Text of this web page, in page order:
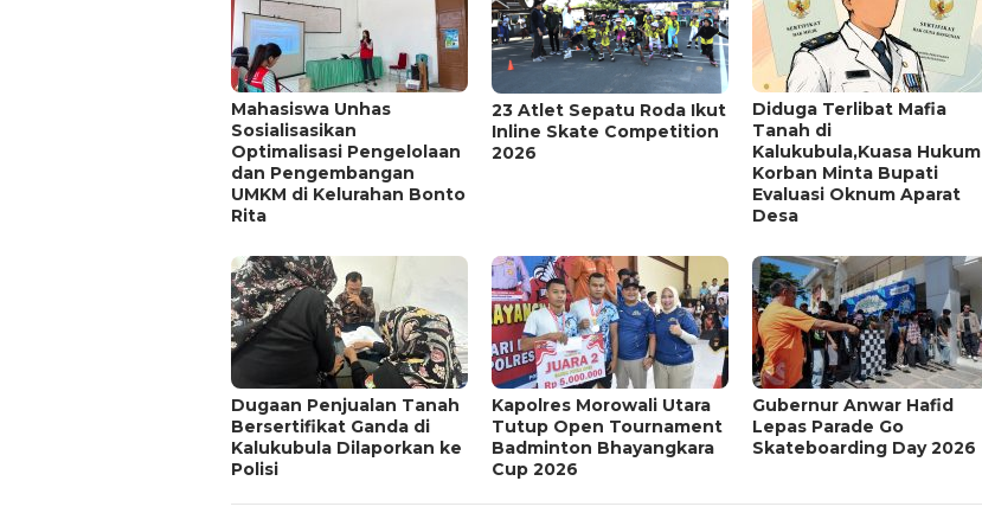
Mahasiswa Unhas
Sosialisasikan
Optimalisasi Pengelolaan
dan Pengembangan
UMKM di Kelurahan Bonto
Rita
23 Atlet Sepatu Roda Ikut
Inline Skate Competition
2026
Diduga Terlibat Mafia
Tanah di
Kalukubula,Kuasa Hukum
Korban Minta Bupati
Evaluasi Oknum Aparat
Desa
Dugaan Penjualan Tanah
Bersertifikat Ganda di
Kalukubula Dilaporkan ke
Polisi
Kapolres Morowali Utara
Tutup Open Tournament
Badminton Bhayangkara
Cup 2026
Gubernur Anwar Hafid
Lepas Parade Go
Skateboarding Day 2026